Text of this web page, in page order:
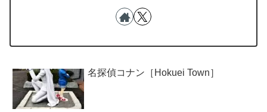
名探偵コナン［Hokuei Town］